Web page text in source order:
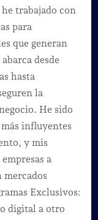
trabajado con
para
que generan
desde
hasta
la
He sido
influyentes
y mis
a
mercados
Exclusivos:
digital a otro